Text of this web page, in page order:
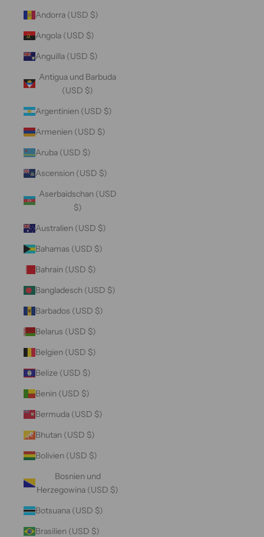
Andorra (USD $)
Angola (USD $)
Anguilla (USD $)
Antigua und Barbuda
(USD $)
Argentinien (USD $)
Armenien (USD $)
Aruba (USD $)
Ascension (USD $)
Aserbaidschan (USD
$)
Australien (USD $)
Bahamas (USD $)
Bahrain (USD $)
Bangladesch (USD $)
Barbados (USD $)
Belarus (USD $)
Belgien (USD $)
Belize (USD $)
Benin (USD $)
Bermuda (USD $)
Bhutan (USD $)
Bolivien (USD $)
Bosnien und
Herzegowina (USD $)
Botsuana (USD $)
Brasilien (USD $)